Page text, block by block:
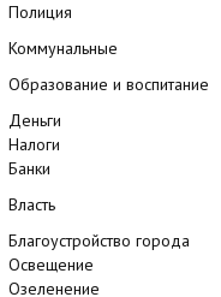
Полиция
Коммунальные
Образование и воспитание
Деньги
Налоги
Банки
Власть
Благоустройство города
Освещение
Озеленение